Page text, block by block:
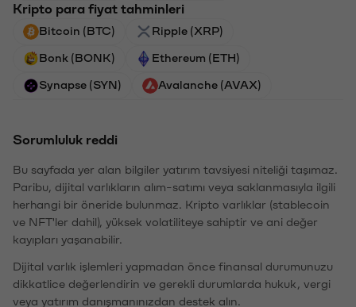
Kripto para fiyat tahminleri
Bitcoin (BTC) Ripple (XRP)
Bonk (BONK) Ethereum (ETH)
Synapse (SYN) Avalanche (AVAX)
Sorumluluk reddi
Bu sayfada yer alan bilgiler yatırım tavsiyesi niteliği taşımaz.
Paribu, dijital varlıkların alım-satımı veya saklanmasıyla ilgili
herhangi bir öneride bulunmaz. Kripto varlıklar (stablecoin
ve NFT'ler dahil), yüksek volatiliteye sahiptir ve ani değer
kayıpları yaşanabilir.
Dijital varlık işlemleri yapmadan önce finansal durumunuzu
dikkatlice değerlendirin ve gerekli durumlarda hukuk, vergi
veya yatırım danışmanınızdan destek alın.